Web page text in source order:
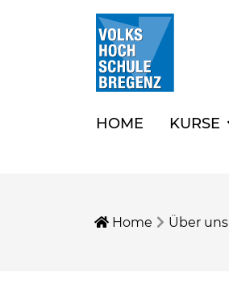
HOME KURSE
Home Über uns